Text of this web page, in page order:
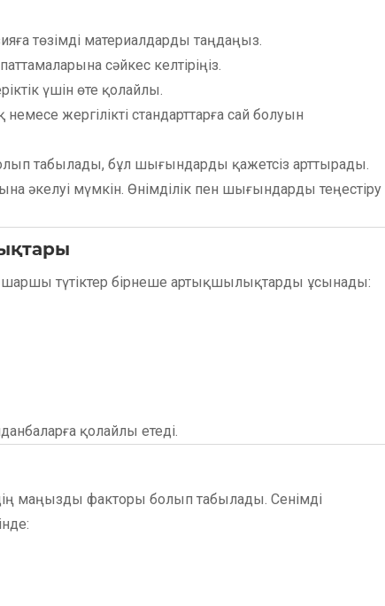
төзімді материалдарды таңдаңыз.
сәйкес келтіріңіз.
үшін өте қолайлы.
жергілікті стандарттарға сай болуын
табылады, бұл шығындарды қажетсіз арттырады.
әкелуі мүмкін. Өнімділік пен шығындарды теңестіру
түтіктер бірнеше артықшылықтарды ұсынады:
қолайлы етеді.
маңызды факторы болып табылады. Сенімді